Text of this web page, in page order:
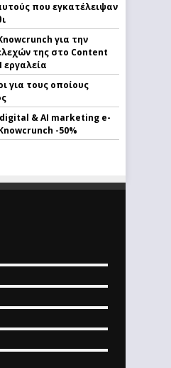
που εγκατέλειψαν
για την
της στο Content
για τους οποίους
& AI marketing e-
-50%